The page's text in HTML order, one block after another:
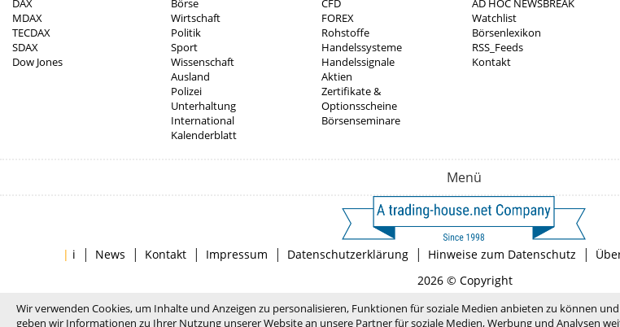
DAX
MDAX
TECDAX
SDAX
Dow Jones
Börse
Wirtschaft
Politik
Sport
Wissenschaft
Ausland
Polizei
Unterhaltung
International
Kalenderblatt
CFD
FOREX
Rohstoffe
Handelssysteme
Handelssignale
Aktien
Zertifikate &
Optionsscheine
Börsenseminare
AD HOC NEWSBREAK
Watchlist
Börsenlexikon
RSS_Feeds
Kontakt
Menü
| i | News | Kontakt | Impressum | Datenschutzerklärung | Hinweise zum Datenschutz |
2026 © Copyright
Wir verwenden Cookies, um Inhalte und Anzeigen zu personalisieren, Funktionen für soziale Medien anbieten zu können
geben wir Informationen zu Ihrer Nutzung unserer Website an unsere Partner für soziale Medien, Werbung und Analysen